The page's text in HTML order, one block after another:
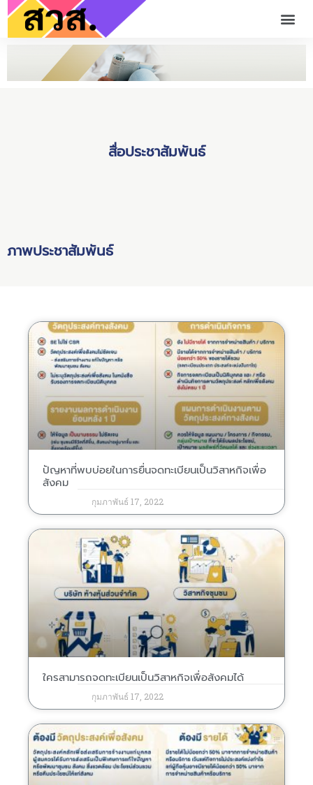
สื่อประชาสัมพันธ์
ภาพประชาสัมพันธ์
ปัญหาที่พบบ่อยในการยื่นจดทะเบียนเป็นวิสาหกิจเพื่อ
สังคม
กุมภาพันธ์ 17, 2022
ใครสามารถจดทะเบียนเป็นวิสาหกิจเพื่อสังคมได้
กุมภาพันธ์ 17, 2022